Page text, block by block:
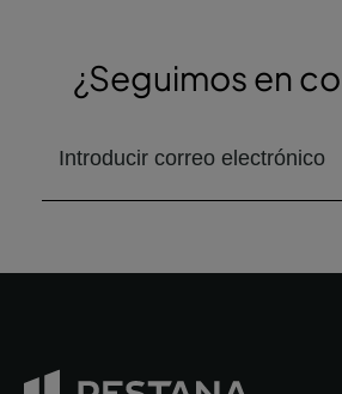
¿Seguimos en
correo electrónico para recibir